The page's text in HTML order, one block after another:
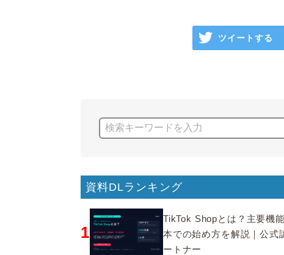
ツイートする
資料DLランキング
1
TikTok Shopとは？主要機
本での始め方を解説｜公式
ートナー